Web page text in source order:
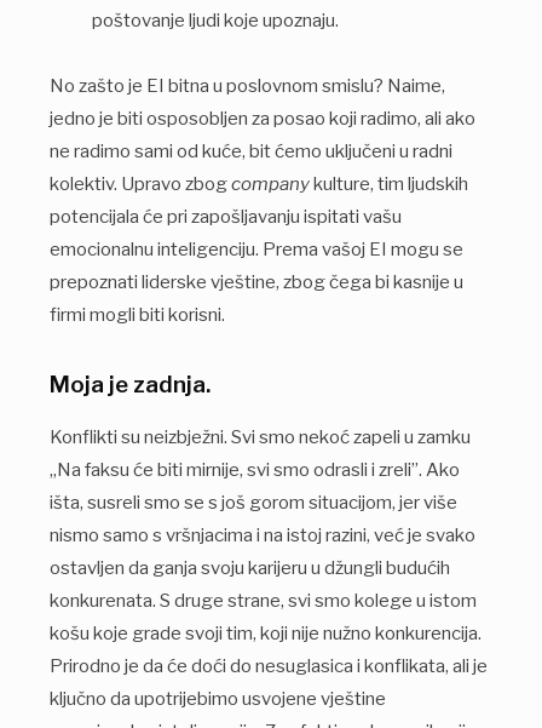
poštovanje ljudi koje upoznaju.
No zašto je EI bitna u poslovnom smislu? Naime,
jedno je biti osposobljen za posao koji radimo, ali ako
ne radimo sami od kuće, bit ćemo uključeni u radni
kolektiv. Upravo zbogcompany kulture, tim ljudskih
potencijala će pri zapošljavanju ispitati vašu
emocionalnu inteligenciju. Prema vašoj EI mogu se
prepoznati liderske vještine, zbog čega bi kasnije u
firmi mogli biti korisni.
Moja je zadnja.
Konflikti su neizbježni. Svi smo nekoć zapeli u zamku
„Na faksu će biti mirnije, svi smo odrasli i zreli”. Ako
išta, susreli smo se s još gorom situacijom, jer više
nismo samo s vršnjacima i na istoj razini, već je svako
ostavljen da ganja svoju karijeru u džungli budućih
konkurenata. S druge strane, svi smo kolege u istom
košu koje grade svoji tim, koji nije nužno konkurencija.
Prirodno je da će doći do nesuglasica i konflikata, ali je
ključno da upotrijebimo usvojene vještine